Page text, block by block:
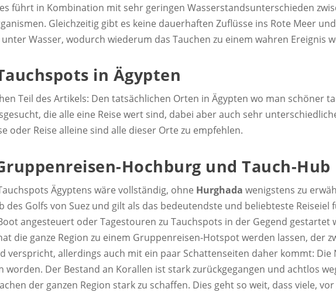
führt in Kombination mit sehr geringen Wasserstandsunterschieden
Gleichzeitig gibt es keine dauerhaften Zuflüsse ins Rote Meer
Wasser, wodurch wiederum das Tauchen zu einem wahren Ereignis
in Ägypten
Teil des Artikels: Den tatsächlichen Orten in Ägypten wo man schöner
die alle eine Reise wert sind, dabei aber auch sehr
oder Reise alleine sind alle dieser Orte zu empfehlen.
Hochburg und Tauch-Hub
Ägyptens wäre vollständig, ohne Hurghada wenigstens zu
des Golfs von Suez und gilt als das bedeutendste und beliebteste Reiseiel
angesteuert oder Tagestouren zu Tauchspots in der Gegend gestartet
die ganze Region zu einem Gruppenreisen-Hotspot werden lassen, der
verspricht, allerdings auch mit ein paar Schattenseiten daher kommt:
worden. Der Bestand an Korallen ist stark zurückgegangen und achtlos
der ganzen Region stark zu schaffen. Dies geht so weit, dass viele,